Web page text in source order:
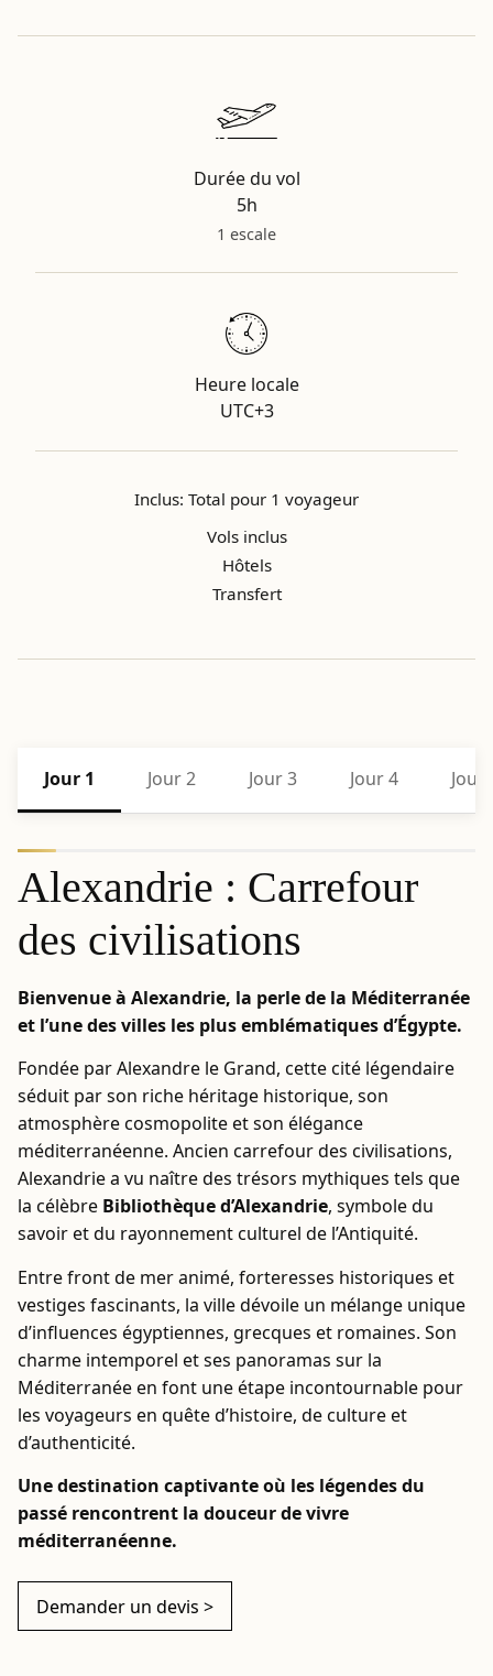
Durée du vol
5h
1 escale
Heure locale
UTC+3
Inclus: Total pour 1 voyageur
Vols inclus
Hôtels
Transfert
Jour 1 Jour 2 Jour 3 Jour 4 Jour
Alexandrie : Carrefour
des civilisations
Bienvenue à Alexandrie, la perle de la Méditerranée
et l’une des villes les plus emblématiques d’Égypte.
Fondée par Alexandre le Grand, cette cité légendaire
séduit par son riche héritage historique, son
atmosphère cosmopolite et son élégance
méditerranéenne. Ancien carrefour des civilisations,
Alexandrie a vu naître des trésors mythiques tels que
la célèbre Bibliothèque d’Alexandrie, symbole du
savoir et du rayonnement culturel de l’Antiquité.
Entre front de mer animé, forteresses historiques et
vestiges fascinants, la ville dévoile un mélange unique
d’influences égyptiennes, grecques et romaines. Son
charme intemporel et ses panoramas sur la
Méditerranée en font une étape incontournable pour
les voyageurs en quête d’histoire, de culture et
d’authenticité.
Une destination captivante où les légendes du
passé rencontrent la douceur de vivre
méditerranéenne.
Demander un devis >